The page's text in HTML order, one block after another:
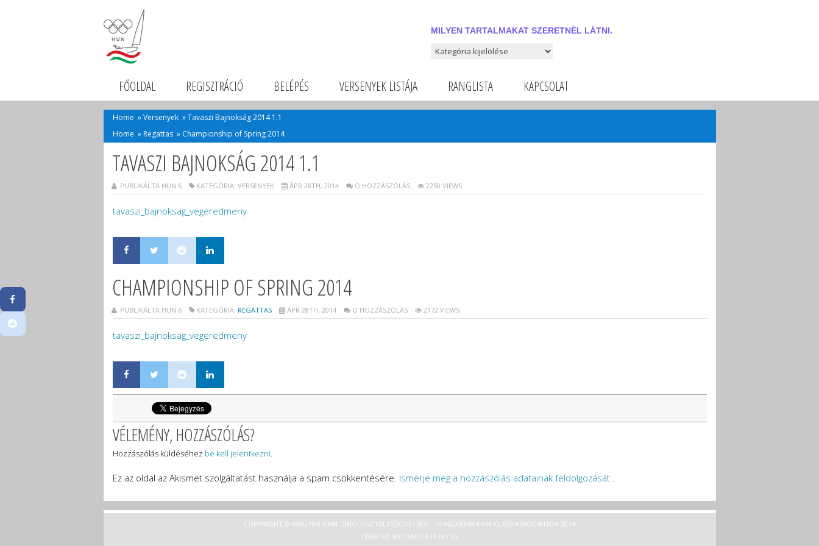
MILYEN TARTALMAKAT SZERETNÉL LÁTNI.
Milyen tartalmakat szeretnél látni.
FŐOLDAL REGISZTRÁCIÓ BELÉPÉS VERSENYEK LISTÁJA RANGLISTA KAPCSOLAT
Home »Versenyek »Tavaszi Bajnokság 2014 1.1
Home » Regattas » Championship of Spring 2014
TAVASZI BAJNOKSÁG 2014 1.1
PUBLIKÁLTA HUN 6 KATEGÓRIA: VERSENYEK ÁPR 28TH, 2014 O HOZZÁSZÓLÁS 2250 VIEWS
tavaszi_bajnoksag_vegeredmeny
CHAMPIONSHIP OF SPRING 2014
PUBLIKÁLTA HUN 6 KATEGÓRIA: REGATTAS ÁPR 28TH, 2014 O HOZZÁSZÓLÁS 2172 VIEWS
tavaszi_bajnoksag_vegeredmeny
VÉLEMÉNY, HOZZÁSZÓLÁS?
Hozzászólás küldéséhez be kell jelentkezni.
Ez az oldal az Akismet szolgáltatást használja a spam csökkentésére. Ismerje meg a hozzászólás adatainak feldolgozását.
COPYRIGHT © MAGYAR FINN-DINGI OSZTÁLYSZÖVETSÉG - HUNGARIAN FINN CLASS ASSOCIATION 2014
CREATED BY TEMPLATE .MY.ID